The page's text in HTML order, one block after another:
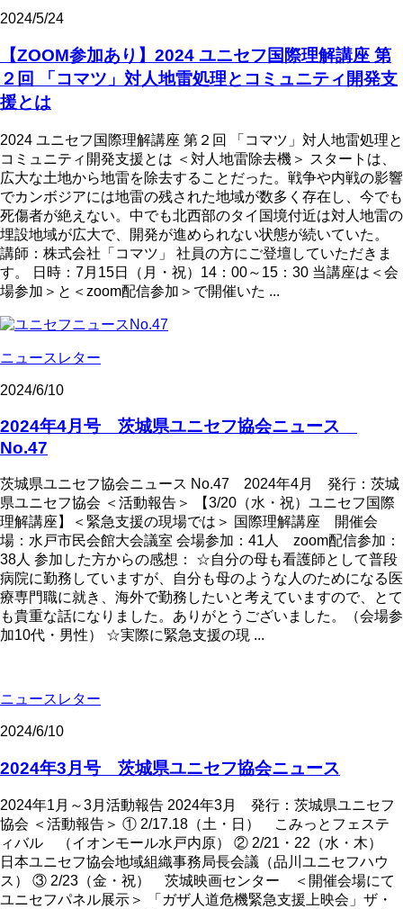
2024/5/24
【ZOOM参加あり】2024 ユニセフ国際理解講座 第
２回 「コマツ」対人地雷処理とコミュニティ開発支
援とは
2024 ユニセフ国際理解講座 第２回 「コマツ」対人地雷処理と
コミュニティ開発支援とは ＜対人地雷除去機＞ スタートは、
広大な土地から地雷を除去することだった。戦争や内戦の影響
でカンボジアには地雷の残された地域が数多く存在し、今でも
死傷者が絶えない。中でも北西部のタイ国境付近は対人地雷の
埋設地域が広大で、開発が進められない状態が続いていた。
講師：株式会社「コマツ」 社員の方にご登壇していただきま
す。 日時：7月15日（月・祝）14：00～15：30 当講座は＜会
場参加＞と＜zoom配信参加＞で開催いた ...
ニュースレター
2024/6/10
2024年4月号 茨城県ユニセフ協会ニュース
No.47
茨城県ユニセフ協会ニュース No.47 2024年4月 発行：茨城
県ユニセフ協会 ＜活動報告＞ 【3/20（水・祝）ユニセフ国際
理解講座】＜緊急支援の現場では＞ 国際理解講座 開催会
場：水戸市民会館大会議室 会場参加：41人 zoom配信参加：
38人 参加した方からの感想： ☆自分の母も看護師として普段
病院に勤務していますが、自分も母のような人のためになる医
療専門職に就き、海外で勤務したいと考えていますので、とて
も貴重な話になりました。ありがとうございました。（会場参
加10代・男性） ☆実際に緊急支援の現 ...
ニュースレター
2024/6/10
2024年3月号 茨城県ユニセフ協会ニュース
2024年1月～3月活動報告 2024年3月 発行：茨城県ユニセフ
協会 ＜活動報告＞ ① 2/17.18（土・日） こみっとフェステ
ィバル （イオンモール水戸内原） ② 2/21・22（水・木）
日本ユニセフ協会地域組織事務局長会議（品川ユニセフハウ
ス） ③ 2/23（金・祝） 茨城映画センター ＜開催会場にて
ユニセフパネル展示＞ 「ガザ人道危機緊急支援上映会」ザ・